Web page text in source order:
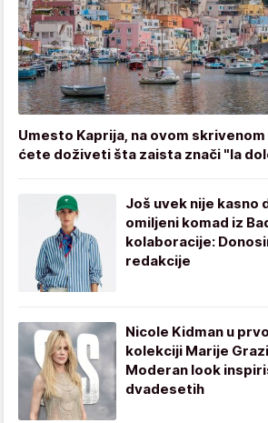
Umesto Kaprija, na ovom
ćete doživeti šta zaista znači "la
Još uvek nije kasno
omiljeni komad iz
kolaboracije:
redakcije
Nicole Kidman u
kolekciji Marije
Moderan look
dvadesetih